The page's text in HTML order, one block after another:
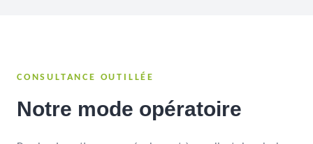
CONSULTANCE OUTILLÉE
Notre mode opératoire